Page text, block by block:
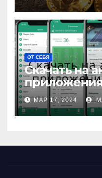
ОТ СЕБЯ
Скачать на
приложения
МАР 17, 2024